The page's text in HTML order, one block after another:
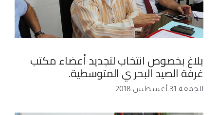
بلاغ بخصوص انتخاب لتجديد أعضاء مكتب
غرفة الصيد البحر ي المتوسطية.
الجمعة 31 أغسطس 2018